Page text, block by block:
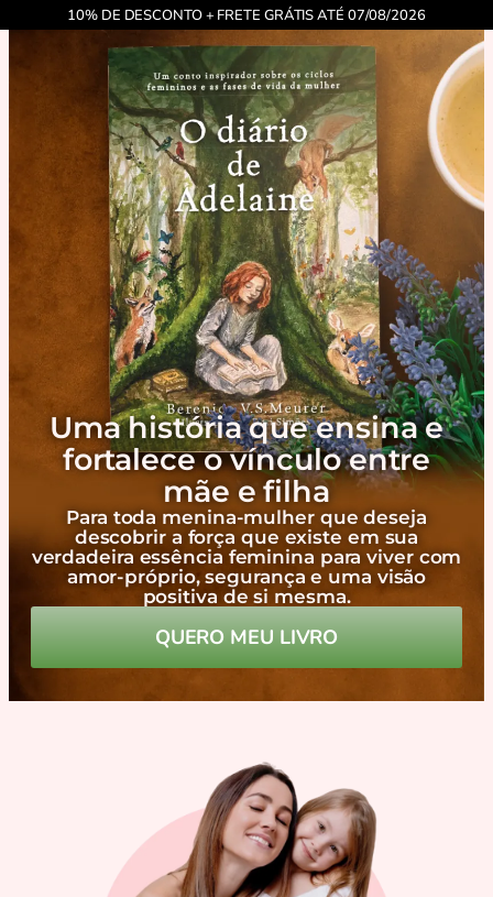
10% DE DESCONTO + FRETE GRÁTIS ATÉ 07/08/2026
Uma história que ensina e
fortalece o vínculo entre
mãe e filha
Para toda menina-mulher que deseja
descobrir a força que existe em sua
verdadeira essência feminina para viver com
amor-próprio, segurança e uma visão
positiva de si mesma.
QUERO MEU LIVRO